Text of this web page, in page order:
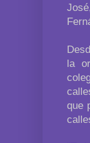
la
que